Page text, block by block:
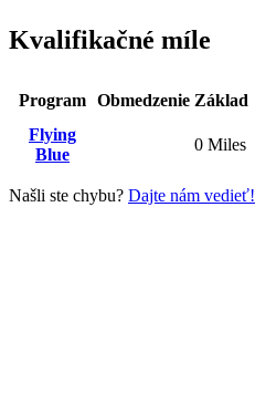
Kvalifikačné míle
Program Obmedzenie Základ
Flying
Blue
0 Miles
Našli ste chybu? Dajte nám vedieť!